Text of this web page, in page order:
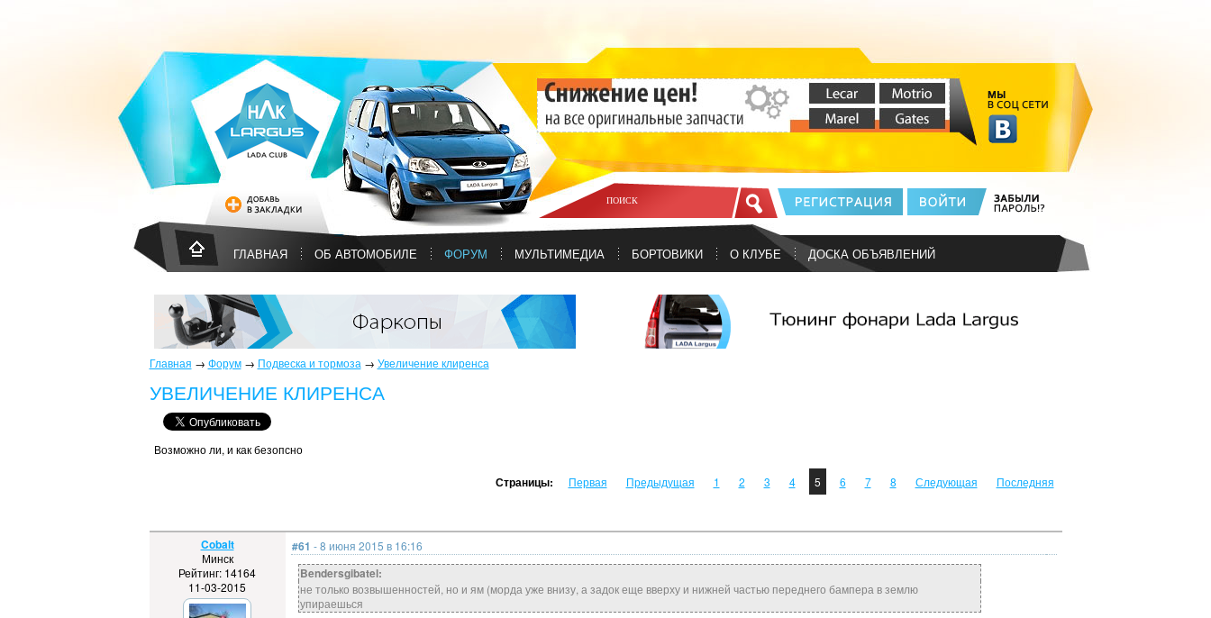
ГЛАВНАЯ ОБ АВТОМОБИЛЕ ФОРУМ МУЛЬТИМЕДИА БОРТОВИКИ О КЛУБЕ ДОСКА ОБЪЯВЛЕНИЙ
Главная → Форум→ Подвеска и тормоза → Увеличение клиренса
УВЕЛИЧЕНИЕ КЛИРЕНСА
Возможно ли, и как безопсно
Страницы: Первая Предыдущая 1 2 3 4 5 6 7 8 Следующая Последняя
Cobalt
Минск
Рейтинг: 14164
11-03-2015
#61 - 8 июня 2015 в 16:16
Bendersgibatel:
не только возвышенностей, но и ям (морда уже внизу, а задок еще вверху и нижней частью переднего бампера в землю
упираешься